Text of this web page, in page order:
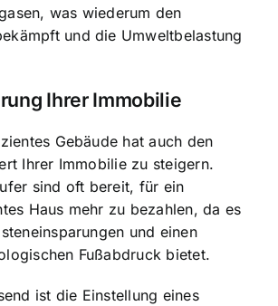
was wiederum den
und die Umweltbelastung
Ihrer Immobilie
Gebäude hat auch den
Ihrer Immobilie zu steigern.
sind oft bereit, für ein
Haus mehr zu bezahlen, da es
und einen
Fußabdruck bietet.
ist die Einstellung eines